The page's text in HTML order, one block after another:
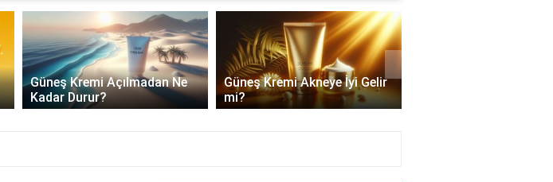
Güneş Kremi Açılmadan Ne
Kadar Durur?
Güneş Kremi Akneye İyi Gelir
mi?
›